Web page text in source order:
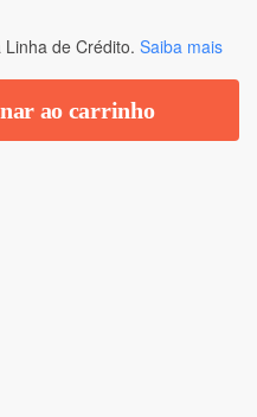
Linha de Crédito. Saiba mais
ao carrinho